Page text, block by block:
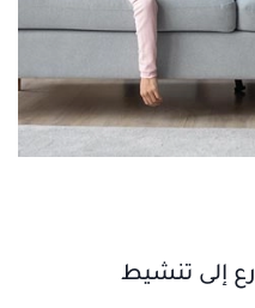
إلى تنشيط